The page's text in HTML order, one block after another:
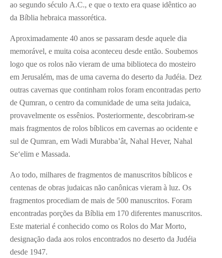
ao segundo século A.C., e que o texto era quase idêntico ao
da Bíblia hebraica massorética.
Aproximadamente 40 anos se passaram desde aquele dia
memorável, e muita coisa aconteceu desde então. Soubemos
logo que os rolos não vieram de uma biblioteca do mosteiro
em Jerusalém, mas de uma caverna do deserto da Judéia. Dez
outras cavernas que continham rolos foram encontradas perto
de Qumran, o centro da comunidade de uma seita judaica,
provavelmente os essênios. Posteriormente, descobriram-se
mais fragmentos de rolos bíblicos em cavernas ao ocidente e
sul de Qumran, em Wadi Murabba’ât, Nahal Hever, Nahal
Se‘elim e Massada.
Ao todo, milhares de fragmentos de manuscritos bíblicos e
centenas de obras judaicas não canônicas vieram à luz. Os
fragmentos procediam de mais de 500 manuscritos. Foram
encontradas porções da Bíblia em 170 diferentes manuscritos.
Este material é conhecido como os Rolos do Mar Morto,
designação dada aos rolos encontrados no deserto da Judéia
desde 1947.